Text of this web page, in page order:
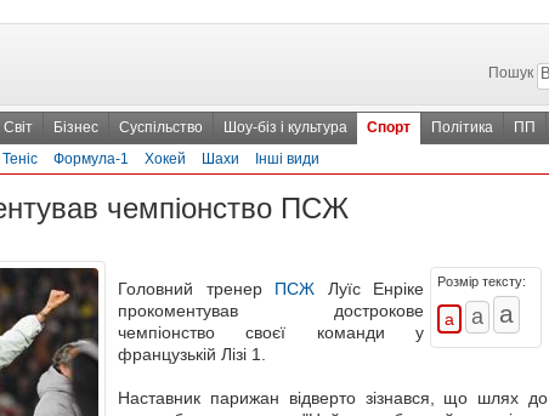
Пошук
Світ Бізнес Суспільство Шоу-біз і культура Спорт Політика ПП
Теніс Формула-1 Хокей Шахи Інші види
чемпіонство ПСЖ
Розмір тексту:
Головний тренер ПСЖ Луїс Енріке
прокоментував дострокове
чемпіонство своєї команди у
французькій Лізі 1.
Наставник парижан відверто зізнався, що шлях до